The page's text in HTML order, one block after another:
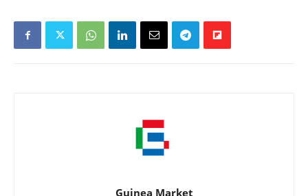
Guinea Market